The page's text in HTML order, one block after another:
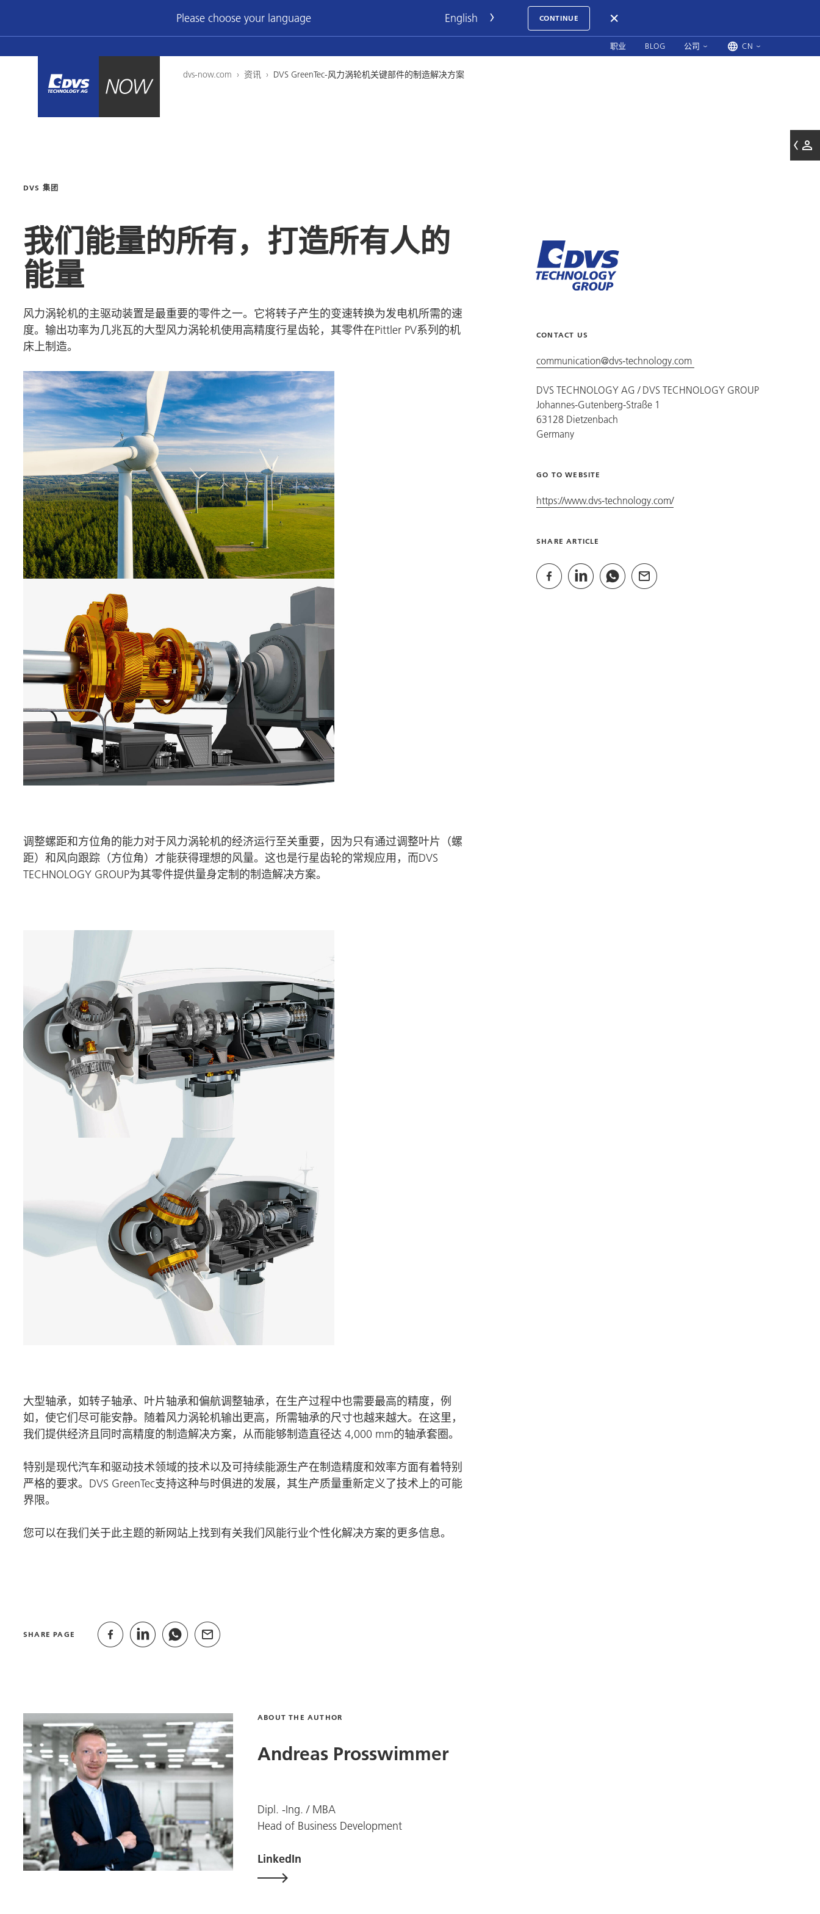
Please choose your language CONTINUE
职业 BLOG 公司 CN
dvs-now.com › 资讯 › DVS GreenTec-风力涡轮机关键部件的制造解决方案
DVS 集团
我们能量的所有，打造所有人的
能量
风力涡轮机的主驱动装置是最重要的零件之一。它将转子产生的变速转换为发电机所需的速
度。输出功率为几兆瓦的大型风力涡轮机使用高精度行星齿轮，其零件在Pittler PV系列的机
床上制造。
调整螺距和方位角的能力对于风力涡轮机的经济运行至关重要，因为只有通过调整叶片（螺
距）和风向跟踪（方位角）才能获得理想的风量。这也是行星齿轮的常规应用，而DVS
TECHNOLOGY GROUP为其零件提供量身定制的制造解决方案。
大型轴承，如转子轴承、叶片轴承和偏航调整轴承，在生产过程中也需要最高的精度，例
如，使它们尽可能安静。随着风力涡轮机输出更高，所需轴承的尺寸也越来越大。在这里，
我们提供经济且同时高精度的制造解决方案，从而能够制造直径达 4,000 mm的轴承套圈。
特别是现代汽车和驱动技术领域的技术以及可持续能源生产在制造精度和效率方面有着特别
严格的要求。DVS GreenTec支持这种与时俱进的发展，其生产质量重新定义了技术上的可能
界限。
您可以在我们关于此主题的新网站上找到有关我们风能行业个性化解决方案的更多信息。
SHARE PAGE
ABOUT THE AUTHOR
Andreas Prosswimmer
Dipl. -Ing. / MBA
Head of Business Development
LinkedIn
CONTACT US
communication@dvs-technology.com
DVS TECHNOLOGY AG /DVS TECHNOLOGY GROUP
Johannes-Gutenberg-Straße 1
63128 Dietzenbach
Germany
GO TO WEBSITE
https://www.dvs-technology.com/
SHARE ARTICLE